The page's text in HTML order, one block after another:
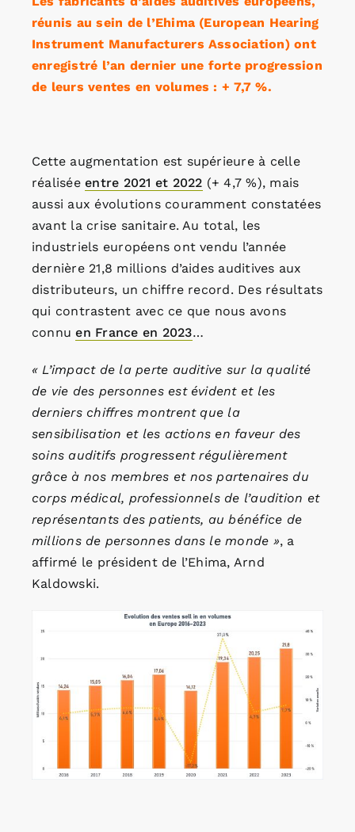
réunis au sein de l’Ehima (European Hearing
Instrument Manufacturers Association) ont
enregistré l’an dernier une forte progression
de leurs ventes en volumes : + 7,7 %.
Cette augmentation est supérieure à celle
réaliséeentre 2021 et 2022 (+ 4,7 %), mais
aussi aux évolutions couramment constatées
avant la crise sanitaire. Au total, les
industriels européens ont vendu l’année
dernière 21,8 millions d’aides auditives aux
distributeurs, un chiffre record. Des résultats
qui contrastent avec ce que nous avons
connuen France en 2023…
« L’impact de la perte auditive sur la qualité
de vie des personnes est évident et les
derniers chiffres montrent que la
sensibilisation et les actions en faveur des
soins auditifs progressent régulièrement
grâce à nos membres et nos partenaires du
corps médical, professionnels de l’audition et
représentants des patients, au bénéfice de
millions de personnes dans le monde », a
affirmé le président de l’Ehima, Arnd
Kaldowski.